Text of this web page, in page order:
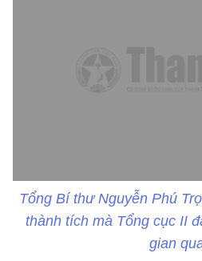
Tổng Bí thư Nguyễn Phú
thành tích mà Tổng cục II
gian